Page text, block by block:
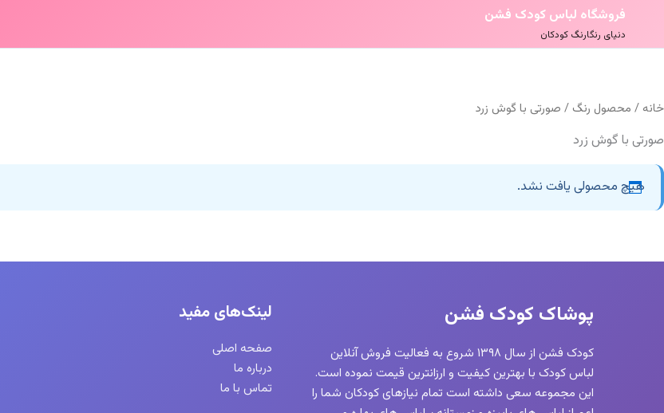
فروشگاه لباس کودک فشن
دنیای رنگارنگ کودکان
خانه / محصول رنگ / صورتی با گوش زرد
صورتی با گوش زرد
هیچ محصولی یافت نشد.
پوشاک کودک فشن
کودک فشن از سال ۱۳۹۸ شروع به فعالیت فروش آنلاین
لباس کودک با بهترین کیفیت و ارزانترین قیمت نموده است.
این مجموعه سعی داشته است تمام نیازهای کودکان شما را
لینک‌های مفید
صفحه اصلی
درباره ما
تماس با ما